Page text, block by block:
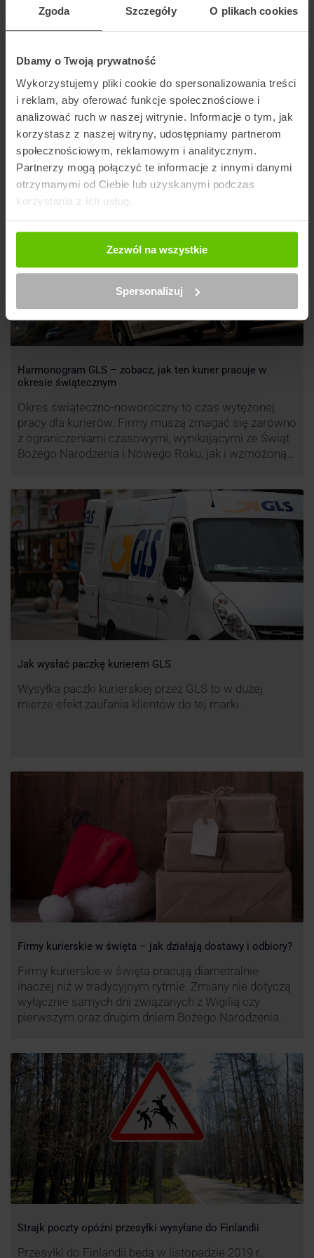
Zgoda Szczegóły O plikach cookies
Dbamy o Twoją prywatność
Wykorzystujemy pliki cookie do spersonalizowania treści
i reklam, aby oferować funkcje społecznościowe i
analizować ruch w naszej witrynie. Informacje o tym, jak
korzystasz z naszej witryny, udostępniamy partnerom
społecznościowym, reklamowym i analitycznym.
Partnerzy mogą połączyć te informacje z innymi danymi
otrzymanymi od Ciebie lub uzyskanymi podczas
korzystania z ich usług.
Zezwól na wszystkie
Spersonalizuj
Wybierz kuriera
Szukaj punktu
Artykuły na blogu powiązane z GLS
Harmonogram GLS – zobacz, jak ten kurier pracuje w
okresie świątecznym
Okres świąteczno-noworoczny to czas wytężonej
pracy dla kurierów. Firmy muszą zmagać się zarówno
z ograniczeniami czasowymi, wynikającymi ze Świąt
Bożego Narodzenia i Nowego Roku, jak i wzmożoną
firm. Zobacz harmonogram GLS na czas świąteczny!
Jak wysłać paczkę kurierem GLS
Wysyłka paczki kurierskiej przez GLS to w dużej
mierze efekt zaufania klientów do tej marki.
Firmy kurierskie w święta – jak działają dostawy i odbiory?
Firmy kurierskie w święta pracują diametralnie
inaczej niż w tradycyjnym rytmie. Zmiany nie dotyczą
wyłącznie samych dni związanych z Wigilią czy
pierwszym oraz drugim dniem Bożego Narodzenia.
Strajk poczty opóźni przesyłki wysyłane do Finlandii
Przesyłki do Finlandii będą w listopadzie 2019 r.